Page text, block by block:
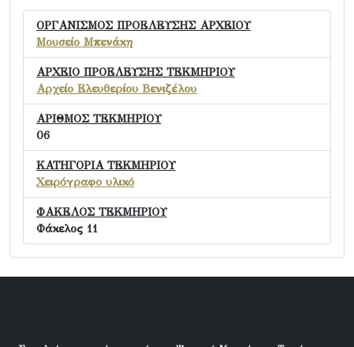
ΟΡΓΑΝΙΣΜΟΣ ΠΡΟΕΛΕΥΣΗΣ ΑΡΧΕΙΟΥ
Μουσείο Μπενάκη
ΑΡΧΕΙΟ ΠΡΟΕΛΕΥΣΗΣ ΤΕΚΜΗΡΙΟΥ
Αρχείο Ελευθερίου Βενιζέλου
ΑΡΙΘΜΟΣ ΤΕΚΜΗΡΙΟΥ
06
ΚΑΤΗΓΟΡΙΑ ΤΕΚΜΗΡΙΟΥ
Χειρόγραφο υλικό
ΦΑΚΕΛΟΣ ΤΕΚΜΗΡΙΟΥ
Φάκελος 11